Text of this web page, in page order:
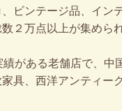
ビンテージ品、イン
２万点以上が集めら
がある老舗店で、中
具、西洋アンティー